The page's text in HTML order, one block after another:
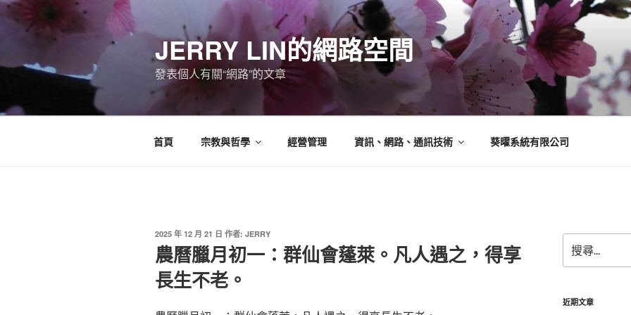
跳
JERRY LIN的網路空間
發表個人有關“網路”的文章
首頁 宗教與哲學 經營管理 資訊、網路、通訊技術 葵曜系統有限公司
發
佈
於
2025 年 12 月 21 日 作者: JERRY
農曆臘月初一：群仙會蓬萊。凡人遇之，得享
長生不老。
尋
關
字:
近期文章